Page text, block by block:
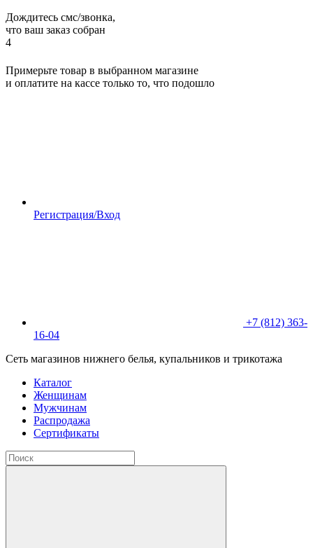
Дождитесь смс/звонка,
что ваш заказ собран
4
Примерьте товар в выбранном магазине
и оплатите на кассе только то, что подошло
Регистрация/Вход
+7 (812) 363-
16-04
Сеть магазинов нижнего белья, купальников и трикотажа
Каталог
Женщинам
Мужчинам
Распродажа
Сертификаты